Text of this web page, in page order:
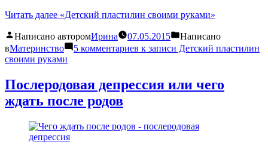
Читать далее «Детский пластилин своими руками»
Написано авторомИрина 07.05.2015
Написано
вМатеринство 5 комментариев к записи Детский пластилин
своими руками
Послеродовая депрессия или чего
ждать после родов